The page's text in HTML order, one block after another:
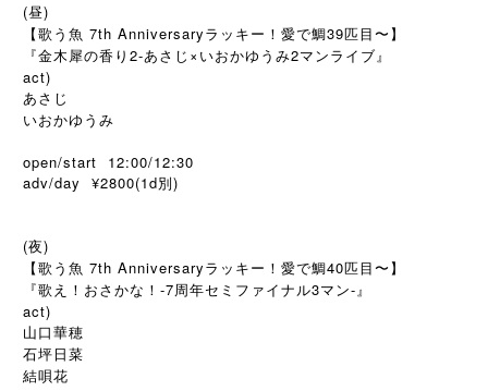
(昼)
【歌う魚 7th Anniversaryラッキー！愛で鯛39匹目〜】
『金木犀の香り2-あさじ×いおかゆうみ2マンライブ』
act)
あさじ
いおかゆうみ
open/start 12:00/12:30
adv/day ¥2800(1d別)
(夜)
【歌う魚 7th Anniversaryラッキー！愛で鯛40匹目〜】
『歌え！おさかな！-7周年セミファイナル3マン-』
act)
山口華穂
石坪日菜
結唄花